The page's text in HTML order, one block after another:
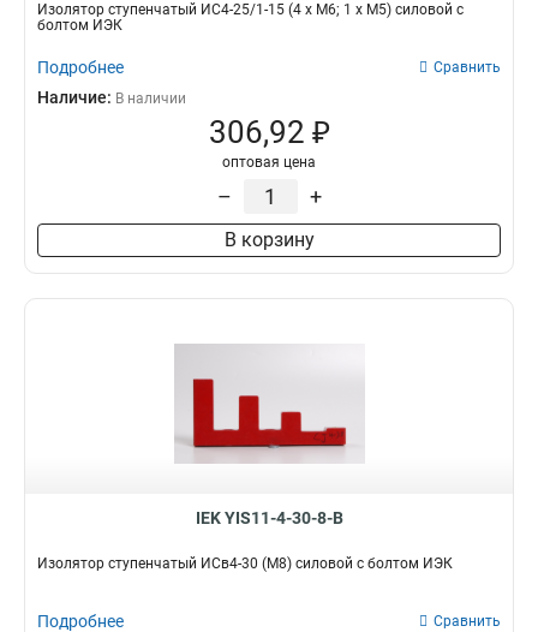
Изолятор ступенчатый ИС4-25/1-15 (4 x М6; 1 x М5) силовой с
болтом ИЭК
Подробнее Сравнить
Наличие: В наличии
306,92 ₽
оптовая цена
– +
В корзину
IEK YIS11-4-30-8-B
Изолятор ступенчатый ИСв4-30 (М8) силовой с болтом ИЭК
Подробнее Сравнить